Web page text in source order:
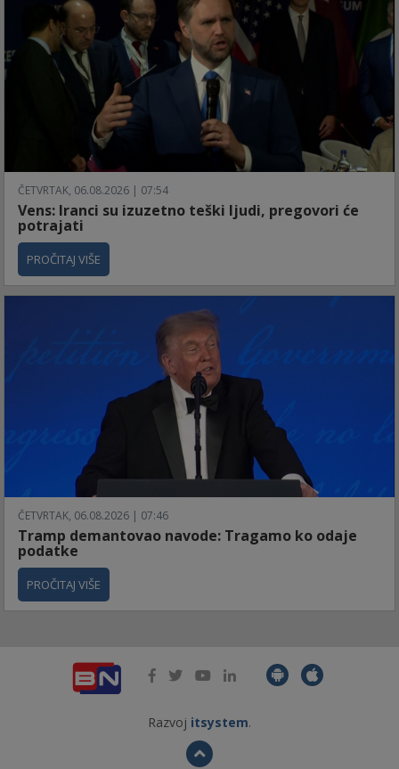
ČETVRTAK, 06.08.2026 | 07:54
Vens: Iranci su izuzetno teški ljudi, pregovori će
potrajati
PROČITAJ VIŠE
ČETVRTAK, 06.08.2026 | 07:46
Tramp demantovao navode: Tragamo ko odaje
podatke
PROČITAJ VIŠE
Razvoj itsystem.